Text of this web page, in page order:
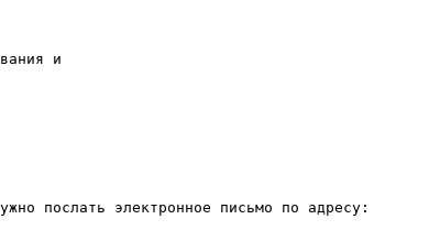
и
послать электронное письмо по адресу: